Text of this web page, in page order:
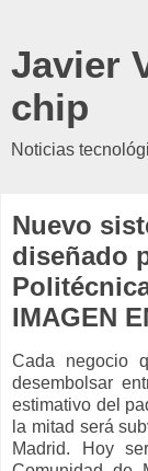
Javier
chip
Noticias
Nuevo
diseñado
IMAGEN
Cada negocio
desembolsar
estimativo del
la mitad será
Madrid. Hoy